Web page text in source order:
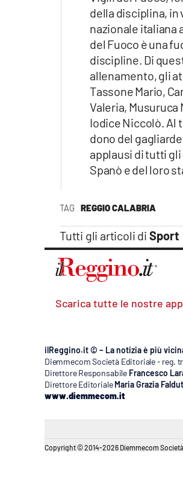
Vai
TAG REGGIO CALABRIA
Tutti gli articoli di Sport
della disciplina, in
nazionale italiana
del Fuoco è una
discipline. Di
allenamento, gli
Tassone Mario,
Valeria,
Iodice Niccolò. Al
dono del
applausi di tutti
Spanò e del loro
Scarica tutte le nostre
ilReggino.it © – La notizia è più
Diemmecom Società Editoriale - reg.
Direttore Responsabile Francesco
Direttore Editoriale Maria Grazia
www.diemmecom.it
Copyright © 2014-2026 Diemmecom